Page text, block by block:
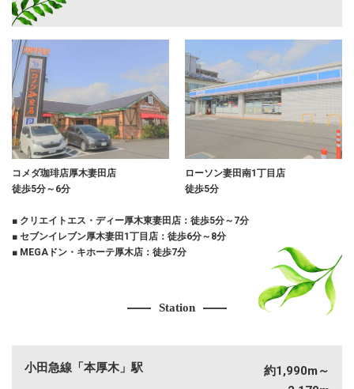
コメダ珈琲店厚木妻田店
徒歩5分～6分
ローソン妻田南1丁目店
徒歩5分
■ クリエイトエス・ディー厚木東妻田店：徒歩5分～7分
■ セブンイレブン厚木妻田1丁目店：徒歩6分～8分
■ MEGAドン・キホーテ厚木店：徒歩7分
Station
小田急線「本厚木」駅
約1,990m～